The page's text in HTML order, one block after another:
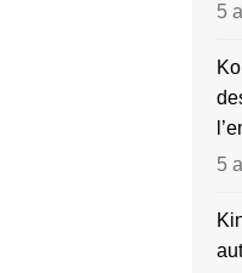
5
5